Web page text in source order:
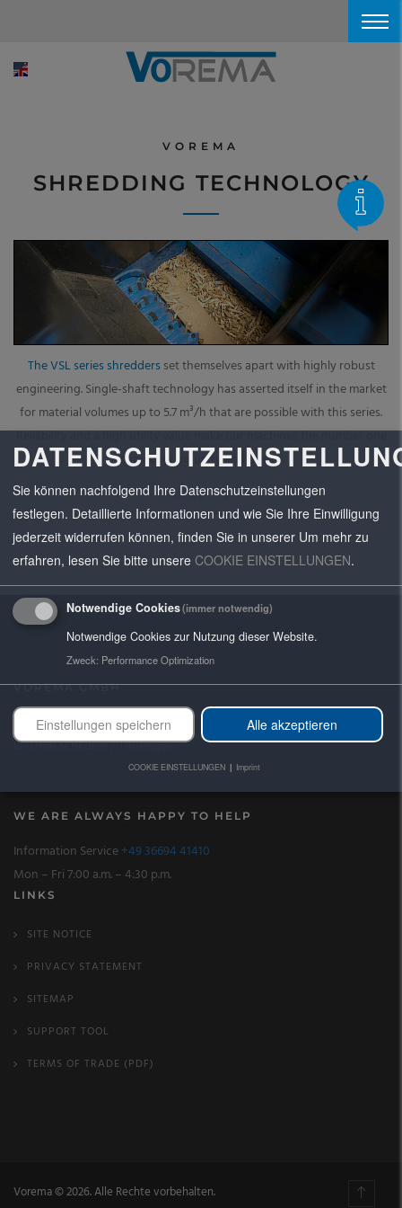
SHREDDING TECHNOLOGY
VOREMA
The VSL series shreddersset themselves apart with highly robust
engineering. Single-shaft technology has asserted itself in the market
for material volumes up to 5.7 m³/h that are possible with this series.
Reliability and a high utility value make our machines the number one
choice for industry and trades.
MORE
VOREMA GMBH
Paulus-Nettelnstroth-Platz
D-07619 Schkölen / Thuringia
WE ARE ALWAYS HAPPY TO HELP
Information Service+49 36694 41410
Mon – Fri 7:00 a.m. – 4:30 p.m.
LINKS
SITE NOTICE
PRIVACY STATEMENT
SITEMAP
SUPPORT TOOL
TERMS OF TRADE (PDF)
Vorema © 2026. Alle Rechte vorbehalten.
Sie können nachfolgend Ihre Datenschutzeinstellungen
festlegen. Detaillierte Informationen und wie Sie Ihre Einwilligung
jederzeit widerrufen können, finden Sie in unserer Um mehr zu
erfahren, lesen Sie bitte unsere COOKIE EINSTELLUNGEN.
Notwendige Cookies(immer notwendig)
Notwendige Cookies zur Nutzung dieser Website.
Zweck: Performance Optimization
Einstellungen speichern Alle akzeptieren
COOKIE EINSTELLUNGEN | Imprint